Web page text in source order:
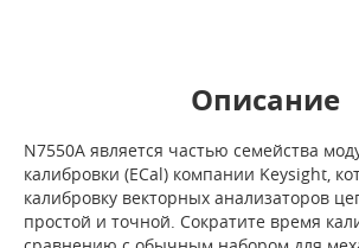
Описание
N7550A является частью семейства
калибровки (ECal) компании Keysight,
калибровку векторных анализаторов
простой и точной. Сократите время